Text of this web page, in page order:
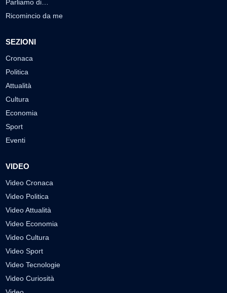
Parliamo di…
Ricomincio da me
SEZIONI
Cronaca
Politica
Attualità
Cultura
Economia
Sport
Eventi
VIDEO
Video Cronaca
Video Politica
Video Attualità
Video Economia
Video Cultura
Video Sport
Video Tecnologie
Video Curiosità